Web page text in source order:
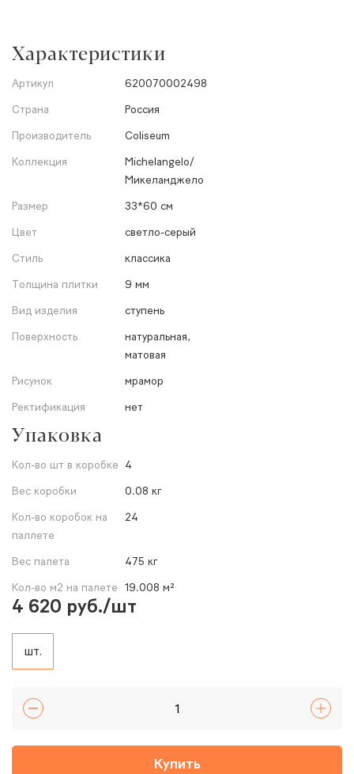
Характеристики
Артикул
620070002498
Страна
Россия
Производитель
Coliseum
Коллекция
Michelangelo/
Микеланджело
Размер
33*60 см
Цвет
светло-серый
Стиль
классика
Толщина плитки
9 мм
Вид изделия
ступень
Поверхность
натуральная,
матовая
Рисунок
мрамор
Ректификация
нет
Упаковка
Кол-во шт в коробке 4
Вес коробки
0.08 кг
Кол-во коробок на
паллете
24
Вес палета
475 кг
Кол-во м2 на палете 19.008 м²
4 620 руб./шт
шт.
Купить